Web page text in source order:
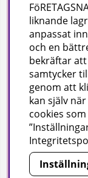
Visab i
Din lokala
Org nr: 556504-
Tel: 0382-157
Mån–fre
liknande
anpassat
och en
bekräftar
samtycker
genom att
kan själv
cookies